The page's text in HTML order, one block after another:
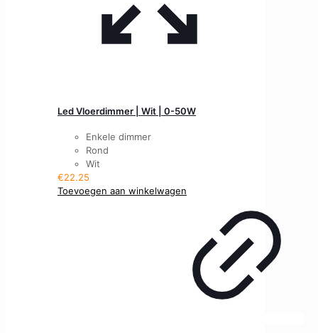
Led Vloerdimmer | Wit | 0-50W
Enkele dimmer
Rond
Wit
€22.25
Toevoegen aan winkelwagen